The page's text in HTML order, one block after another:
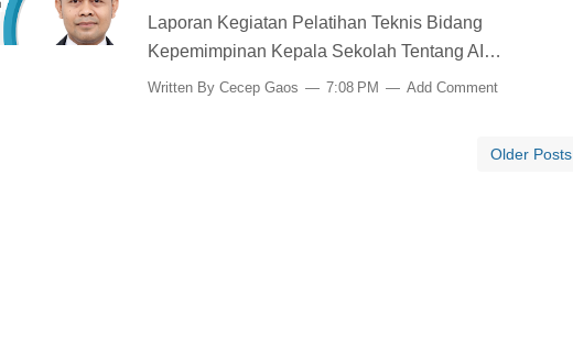
Laporan Kegiatan Pelatihan Teknis Bidang
Kepemimpinan Kepala Sekolah Tentang AI…
Written By Cecep Gaos 7:08 PM Add Comment
Older Posts